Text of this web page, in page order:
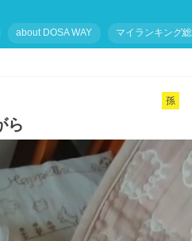
about DOSA WAY マイランキング
孫
ら